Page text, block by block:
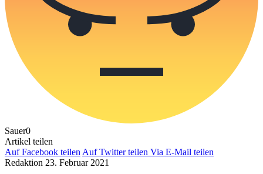
Sauer0
Artikel teilen
Auf Facebook teilen Auf Twitter teilen Via E-Mail teilen
Redaktion 23. Februar 2021